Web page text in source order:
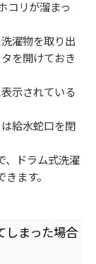
コリが溜まっ
濯物を取り出
を開けておき
示されている
給水蛇口を閉
、ドラム式洗濯
ます。
しまった場合